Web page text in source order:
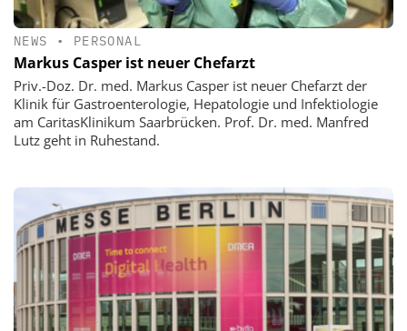
NEWS • PERSONAL
Markus Casper ist neuer Chefarzt
Priv.-Doz. Dr. med. Markus Casper ist neuer Chefarzt der
Klinik für Gastroenterologie, Hepatologie und Infektiologie
am CaritasKlinikum Saarbrücken. Prof. Dr. med. Manfred
Lutz geht in Ruhestand.